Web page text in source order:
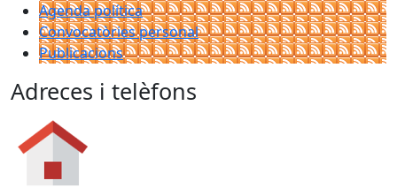
Agenda política
Convocatòries personal
Publicacions
Adreces i telèfons